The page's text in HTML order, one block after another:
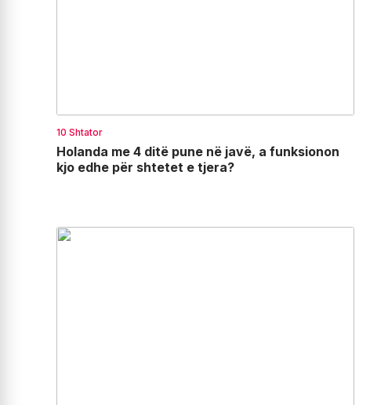
10 Shtator
Holanda me 4 ditë pune në javë, a funksionon
kjo edhe për shtetet e tjera?